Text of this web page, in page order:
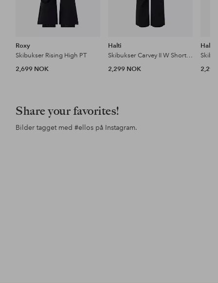
Roxy
Skibukser Rising High PT
2,699 NOK
Halti
Skibukser Carvey II W Short Dx
2,299 NOK
Halti
Share your favorites!
Bilder tagget med #ellos på Instagram.